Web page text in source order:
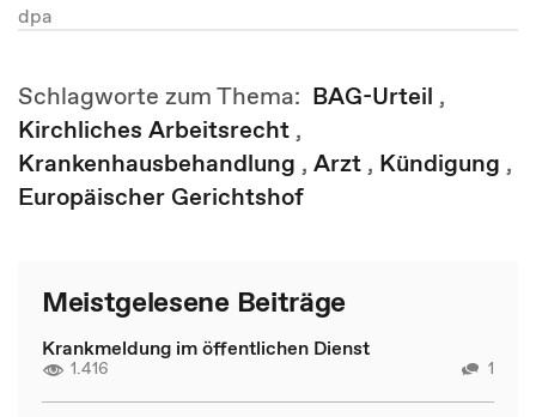
dpa
Schlagworte zum Thema: BAG-Urteil ,
Kirchliches Arbeitsrecht ,
Krankenhausbehandlung , Arzt , Kündigung ,
Europäischer Gerichtshof
Meistgelesene Beiträge
Krankmeldung im öffentlichen Dienst
1.416 1